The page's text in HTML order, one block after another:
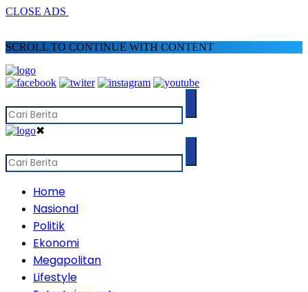
CLOSE ADS
SCROLL TO CONTINUE WITH CONTENT
✖
Home
Nasional
Politik
Ekonomi
Megapolitan
Lifestyle